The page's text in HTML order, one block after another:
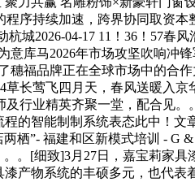
序持续加速，跨界协同取资
城2026-04-17 11！36！57春风
库马2026年市场攻坚吹响冲
福品牌正在全球市场中的合
长莺飞四月天，春风送暖入
行业精英齐聚一堂，配合见。
的智能制制系统表态此中！文
栖”- 福建和区新模式培训 - G
。[细致]3月27日，嘉宝莉家具
产物系统的丰硕多元，也代